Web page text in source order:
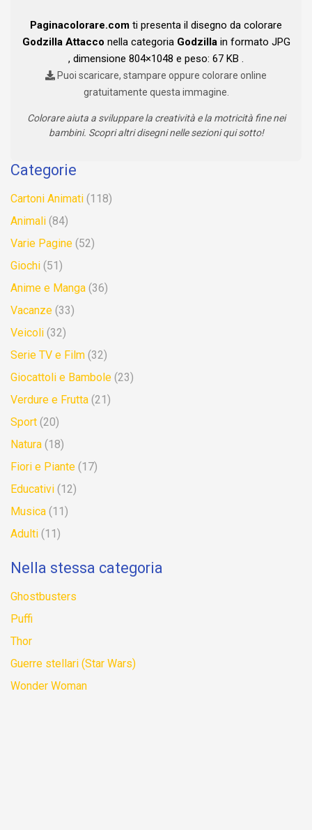
Paginacolorare.com ti presenta il disegno da colorare
Godzilla Attacco nella categoria Godzillain formato JPG
, dimensione 804×1048 e peso: 67 KB .
Puoi scaricare, stampare oppure colorare online
gratuitamente questa immagine.
Colorare aiuta a sviluppare la creatività e la motricità fine nei
bambini. Scopri altri disegni nelle sezioni qui sotto!
Categorie
Cartoni Animati (118)
Animali (84)
Varie Pagine (52)
Giochi (51)
Anime e Manga (36)
Vacanze (33)
Veicoli (32)
Serie TV e Film (32)
Giocattoli e Bambole (23)
Verdure e Frutta (21)
Sport (20)
Natura (18)
Fiori e Piante (17)
Educativi (12)
Musica (11)
Adulti (11)
Nella stessa categoria
Ghostbusters
Puffi
Thor
Guerre stellari (Star Wars)
Wonder Woman